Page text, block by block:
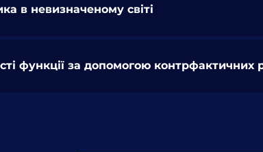
в невизначеному світі
функції за допомогою контрфактичних